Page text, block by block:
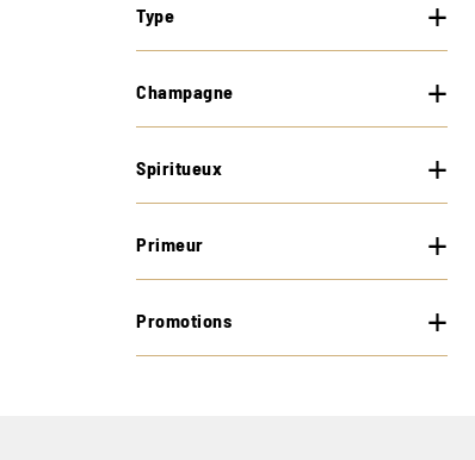
Type
Champagne
Spiritueux
Primeur
Promotions